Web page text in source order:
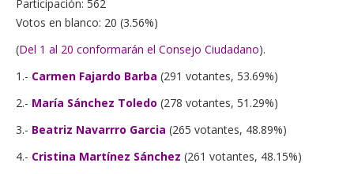
Participación: 562
Votos en blanco: 20 (3.56%)
(Del 1 al 20 conformarán el Consejo Ciudadano).
1.- Carmen Fajardo Barba (291 votantes, 53.69%)
2.- María Sánchez Toledo (278 votantes, 51.29%)
3.- Beatriz Navarrro Garcia (265 votantes, 48.89%)
4.- Cristina Martínez Sánchez (261 votantes, 48.15%)